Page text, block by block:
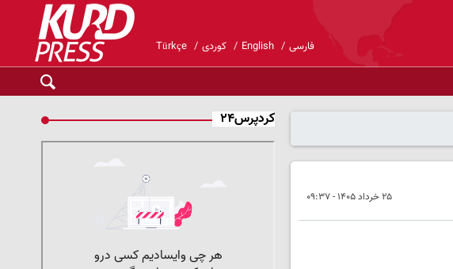
فارسی English کوردی Türkçe
۲۵ خرداد ۱۴۰۵ - ۰۹:۳۷
کردپرس۲۴